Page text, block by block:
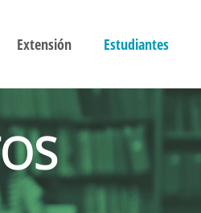
Extensión Estudiantes